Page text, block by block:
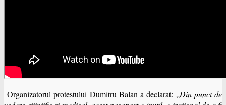
Organizatorul protestului Dumitru Balan a declarat: „Din punct de